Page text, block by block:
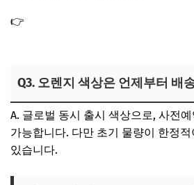
👉
Q3. 오렌지 색상은 언제부터 배
A. 글로벌 동시 출시 색상으로, 사전
가능합니다. 다만 초기 물량이 한정
있습니다.